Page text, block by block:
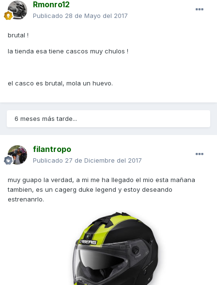
Rmonro12
Publicado 28 de Mayo del 2017
brutal !
la tienda esa tiene cascos muy chulos !
el casco es brutal, mola un huevo.
6 meses más tarde...
filantropo
Publicado 27 de Diciembre del 2017
muy guapo la verdad, a mi me ha llegado el mio esta mañana
tambien, es un cagerg duke legend y estoy deseando
estrenanrlo.